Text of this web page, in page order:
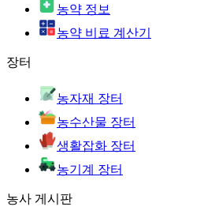
농약 정보
농약 비료 계산기
장터
농자재 장터
농수산물 장터
생활잡화 장터
농기계 장터
농사 게시판